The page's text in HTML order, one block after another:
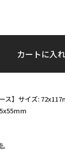
カートに入
ス】サイズ: